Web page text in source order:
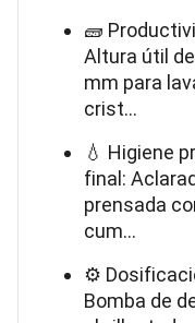
🧱
Altura útil
mm para
crist…
💧 Higiene
final:
prensada
cum…
⚙️
Bomba de